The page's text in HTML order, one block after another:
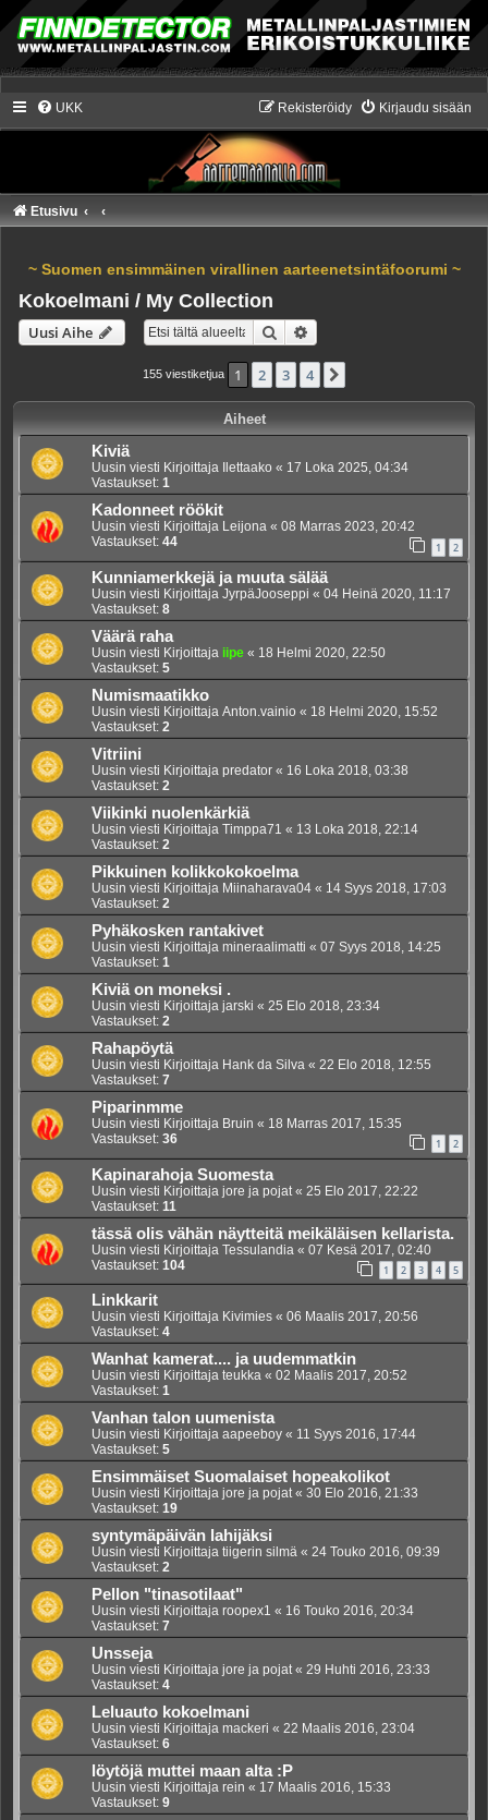
UKK Kirjaudu sisään
Rekisteröidy
Etusivu
~ Suomen ensimmäinen virallinen aarteenetsintäfoorumi ~
Kokoelmani / My Collection
Uusi Aihe Etsi
155 viestiketjua 1 2 3 4
Aiheet
Kiviä
Uusin viesti Kirjoittaja Ilettaako « 17 Loka 2025, 04:34
Vastaukset: 1
Kadonneet röökit
Uusin viesti Kirjoittaja Leijona « 08 Marras 2023, 20:42
Vastaukset: 44 1 2
Kunniamerkkejä ja muuta sälää
Uusin viesti Kirjoittaja JyrpäJooseppi « 04 Heinä 2020, 11:17
Vastaukset: 8
Väärä raha
Uusin viesti Kirjoittaja iipe « 18 Helmi 2020, 22:50
Vastaukset: 5
Numismaatikko
Uusin viesti Kirjoittaja Anton.vainio « 18 Helmi 2020, 15:52
Vastaukset: 2
Vitriini
Uusin viesti Kirjoittaja predator « 16 Loka 2018, 03:38
Vastaukset: 2
Viikinki nuolenkärkiä
Uusin viesti Kirjoittaja Timppa71 « 13 Loka 2018, 22:14
Vastaukset: 2
Pikkuinen kolikkokokoelma
Uusin viesti Kirjoittaja Miinaharava04 « 14 Syys 2018, 17:03
Vastaukset: 2
Pyhäkosken rantakivet
Uusin viesti Kirjoittaja mineraalimatti « 07 Syys 2018, 14:25
Vastaukset: 1
Kiviä on moneksi .
Uusin viesti Kirjoittaja jarski « 25 Elo 2018, 23:34
Vastaukset: 2
Rahapöytä
Uusin viesti Kirjoittaja Hank da Silva « 22 Elo 2018, 12:55
Vastaukset: 7
Piparinmme
Uusin viesti Kirjoittaja Bruin « 18 Marras 2017, 15:35
Vastaukset: 36 1 2
Kapinarahoja Suomesta
Uusin viesti Kirjoittaja jore ja pojat « 25 Elo 2017, 22:22
Vastaukset: 11
tässä olis vähän näytteitä meikäläisen kellarista.
Uusin viesti Kirjoittaja Tessulandia « 07 Kesä 2017, 02:40
Vastaukset: 104 1 2 3 4 5
Linkkarit
Uusin viesti Kirjoittaja Kivimies « 06 Maalis 2017, 20:56
Vastaukset: 4
Wanhat kamerat.... ja uudemmatkin
Uusin viesti Kirjoittaja teukka « 02 Maalis 2017, 20:52
Vastaukset: 1
Vanhan talon uumenista
Uusin viesti Kirjoittaja aapeeboy « 11 Syys 2016, 17:44
Vastaukset: 5
Ensimmäiset Suomalaiset hopeakolikot
Uusin viesti Kirjoittaja jore ja pojat« 30 Elo 2016, 21:33
Vastaukset: 19
syntymäpäivän lahijäksi
Uusin viesti Kirjoittaja tiigerin silmä « 24 Touko 2016, 09:39
Vastaukset: 2
Pellon "tinasotilaat"
Uusin viesti Kirjoittaja roopex1 « 16 Touko 2016, 20:34
Vastaukset: 7
Unsseja
Uusin viesti Kirjoittaja jore ja pojat« 29 Huhti 2016, 23:33
Vastaukset: 4
Leluauto kokoelmani
Uusin viesti Kirjoittaja mackeri « 22 Maalis 2016, 23:04
Vastaukset: 6
löytöjä muttei maan alta :P
Uusin viesti Kirjoittaja rein « 17 Maalis 2016, 15:33
Vastaukset: 9